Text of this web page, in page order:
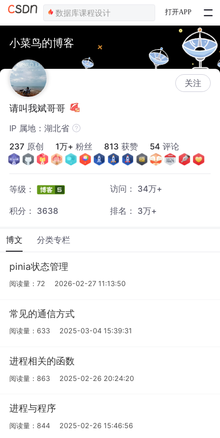
打开APP
小菜鸟的博客
关注
请叫我斌哥哥
IP 属地：湖北省
237 原创 1万+ 粉丝 813 获赞 54 评论
等级： 访问： 34万+
积分： 3638 排名： 3万+
博文 分类专栏
pinia状态管理
阅读量：72 2026-02-27 11:13:50
常见的通信方式
阅读量：633 2025-03-04 15:39:31
进程相关的函数
阅读量：863 2025-02-26 20:24:20
进程与程序
阅读量：844 2025-02-26 15:46:56